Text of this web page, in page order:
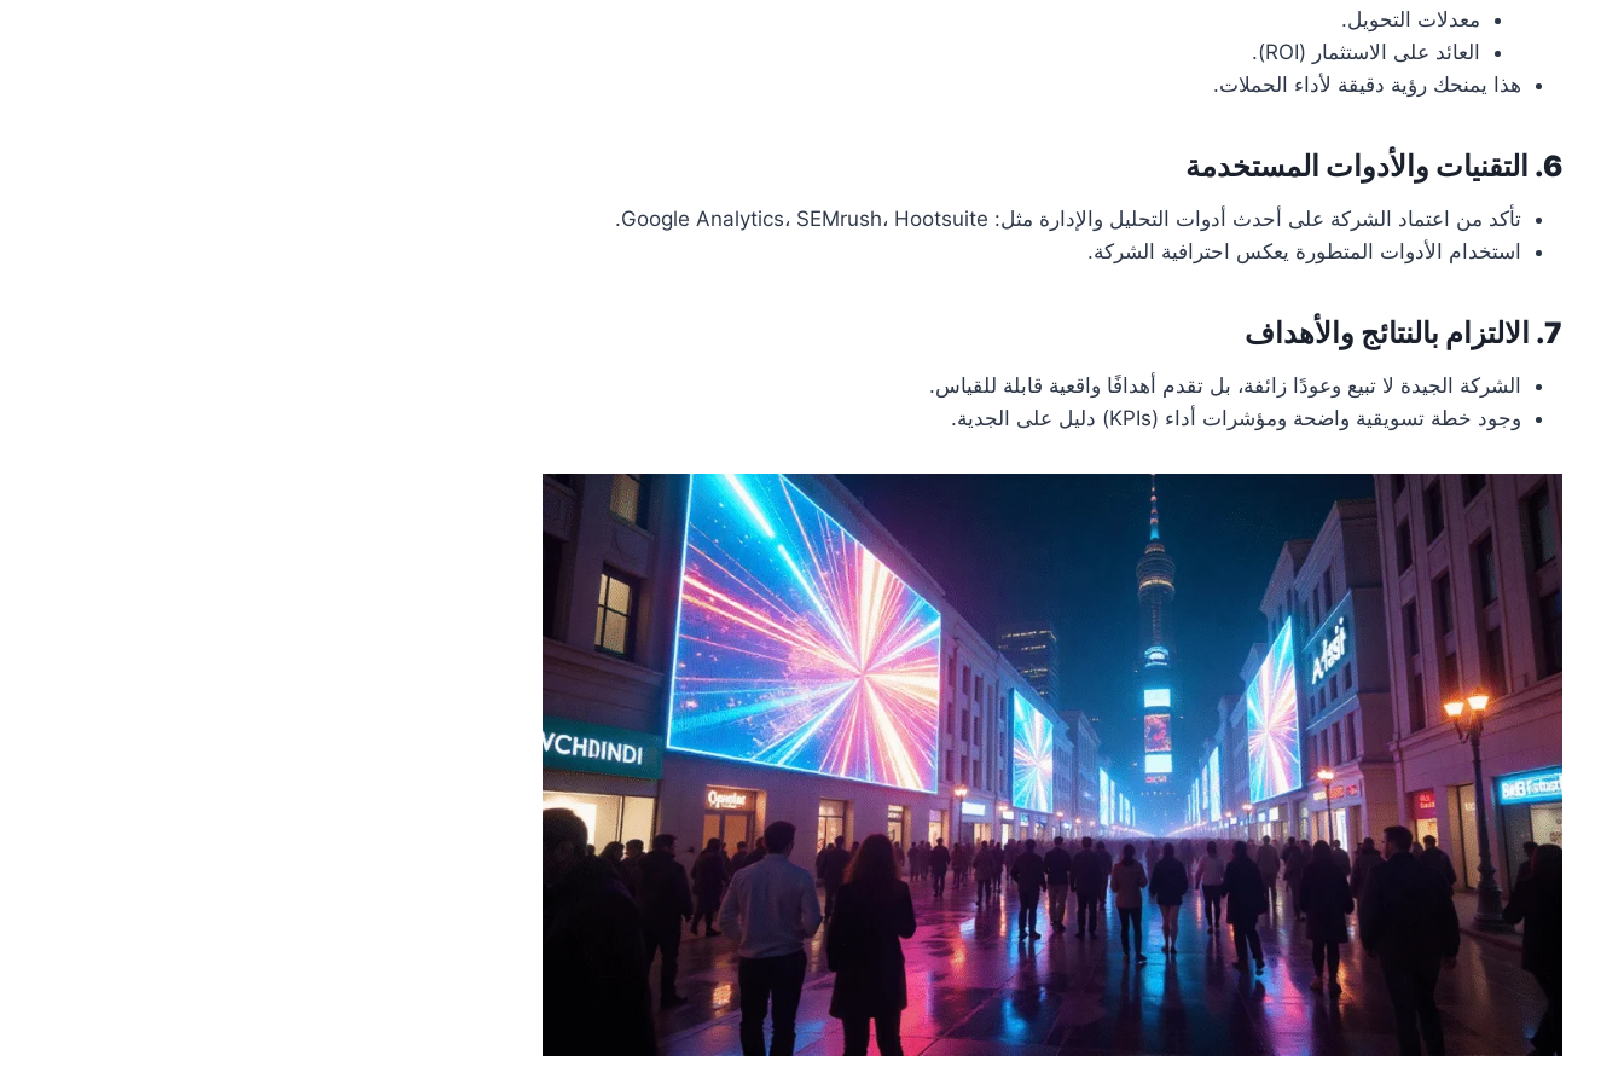
معدلات التحويل.
العائد على الاستثمار (ROI).
هذا يمنحك رؤية دقيقة لأداء الحملات.
6. التقنيات والأدوات المستخدمة
تأكد من اعتماد الشركة على أحدث أدوات التحليل والإدارة مثل: Google Analytics، SEMrush، Hootsuite.
استخدام الأدوات المتطورة يعكس احترافية الشركة.
7. الالتزام بالنتائج والأهداف
الشركة الجيدة لا تبيع وعودًا زائفة، بل تقدم أهدافًا واقعية قابلة للقياس.
وجود خطة تسويقية واضحة ومؤشرات أداء (KPIs) دليل على الجدية.